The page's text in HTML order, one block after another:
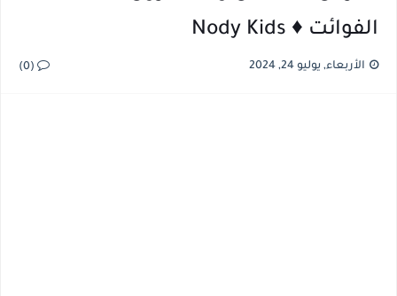
الفوائت ♦️ Nody Kids
الأربعاء, يوليو 24, 2024 (0)